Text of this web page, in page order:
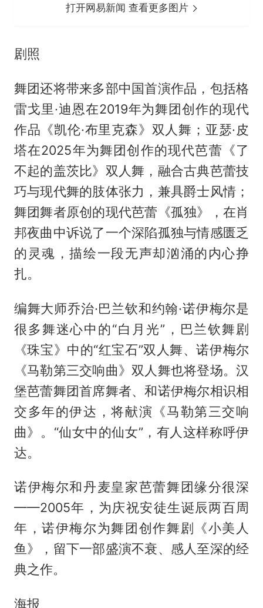
打开网易新闻 查看更多图片
剧照
舞团还将带来多部中国首演作品，包括格
雷戈里·迪恩在2019年为舞团创作的现代
作品《凯伦·布里克森》双人舞；亚瑟·皮
塔在2025年为舞团创作的现代芭蕾《了
不起的盖茨比》双人舞，融合古典芭蕾技
巧与现代舞的肢体张力，兼具爵士风情；
舞团舞者原创的现代芭蕾《孤独》，在肖
邦夜曲中诉说了一个深陷孤独与情感匮乏
的灵魂，描绘一段无声却汹涌的内心挣
扎。
编舞大师乔治·巴兰钦和约翰·诺伊梅尔是
很多舞迷心中的“白月光”，巴兰钦舞剧
《珠宝》中的“红宝石”双人舞、诺伊梅尔
《马勒第三交响曲》双人舞也将登场。汉
堡芭蕾舞团首席舞者、和诺伊梅尔相识相
交多年的伊达，将献演《马勒第三交响
曲》。“仙女中的仙女”，有人这样称呼伊
达。
诺伊梅尔和丹麦皇家芭蕾舞团缘分很深
——2005年，为庆祝安徒生诞辰两百周
年，诺伊梅尔为舞团创作舞剧《小美人
鱼》，留下一部盛演不衰、感人至深的经
典之作。
海报